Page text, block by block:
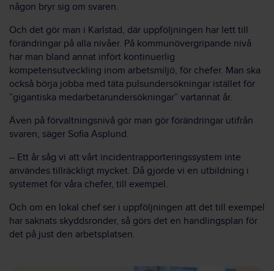
någon bryr sig om svaren.
Och det gör man i Karlstad, där uppföljningen har lett till
förändringar på alla nivåer. På kommunövergripande nivå
har man bland annat infört kontinuerlig
kompetensutveckling inom arbetsmiljö, för chefer. Man ska
också börja jobba med täta pulsundersökningar istället för
”gigantiska medarbetarundersökningar” vartannat år.
Även på förvaltningsnivå gör man gör förändringar utifrån
svaren, säger Sofia Asplund.
– Ett år såg vi att vårt incidentrapporteringssystem inte
användes tillräckligt mycket. Då gjorde vi en utbildning i
systemet för våra chefer, till exempel.
Och om en lokal chef ser i uppföljningen att det till exempel
har saknats skyddsronder, så görs det en handlingsplan för
det på just den arbetsplatsen.